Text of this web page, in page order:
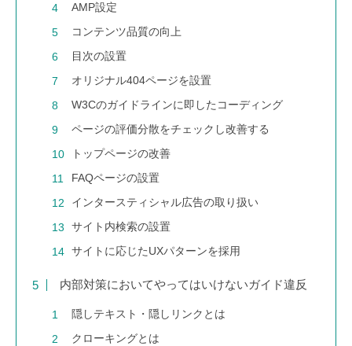
AMP設定
コンテンツ品質の向上
目次の設置
オリジナル404ページを設置
W3Cのガイドラインに即したコーディング
ページの評価分散をチェックし改善する
トップページの改善
FAQページの設置
インタースティシャル広告の取り扱い
サイト内検索の設置
サイトに応じたUXパターンを採用
内部対策においてやってはいけないガイド違反
隠しテキスト・隠しリンクとは
クローキングとは